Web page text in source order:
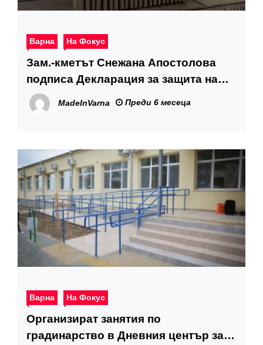
Варна На Фокус
Зам.-кметът Снежана Апостолова
подписа Декларация за защита на
демократичните ценности на
Срещата на върха на мрежата B40
MadeInVarna Преди 6 месеца
Варна На Фокус
Организират занятия по
градинарство в Дневния център за